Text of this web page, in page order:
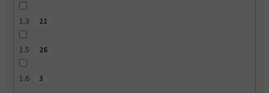
1.3 21
1.5 26
1.6 3